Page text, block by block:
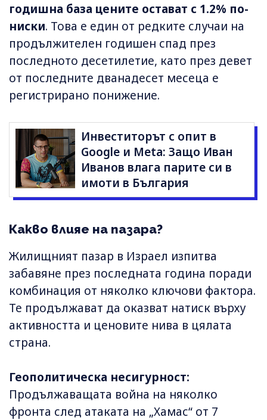
годишна база цените остават с 1.2% по-
ниски. Това е един от редките случаи на
продължителен годишен спад през
последното десетилетие, като през девет
от последните дванадесет месеца е
регистрирано понижение.
Инвеститорът с опит в
Google и Meta: Защо Иван
Иванов влага парите си в
имоти в България
Какво влияе на пазара?
Жилищният пазар в Израел изпитва
забавяне през последната година поради
комбинация от няколко ключови фактора.
Те продължават да оказват натиск върху
активността и ценовите нива в цялата
страна.
Геополитическа несигурност:
Продължаващата война на няколко
фронта след атаката на „Хамас“ от 7